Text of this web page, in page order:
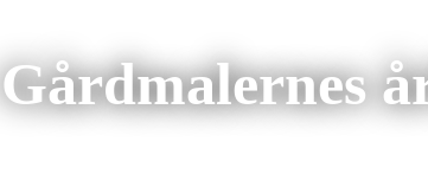
Gårdmalernes